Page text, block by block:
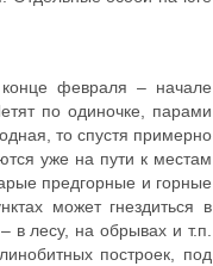
февраля – начале
по одиночке, парами
то спустя примерно
уже на пути к местам
предгорные и горные
может гнездиться в
в лесу, на обрывах и т.п.
построек, под